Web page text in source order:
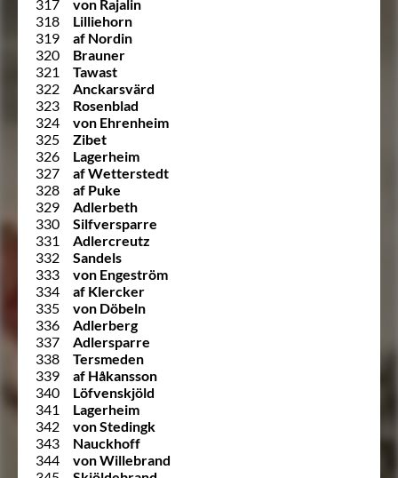
317
von Rajalin
318
Lilliehorn
319
af Nordin
320
Brauner
321
Tawast
322
Anckarsvärd
323
Rosenblad
324
von Ehrenheim
325
Zibet
326
Lagerheim
327
af Wetterstedt
328
af Puke
329
Adlerbeth
330
Silfversparre
331
Adlercreutz
332
Sandels
333
von Engeström
334
af Klercker
335
von Döbeln
336
Adlerberg
337
Adlersparre
338
Tersmeden
339
af Håkansson
340
Löfvenskjöld
341
Lagerheim
342
von Stedingk
343
Nauckhoff
344
von Willebrand